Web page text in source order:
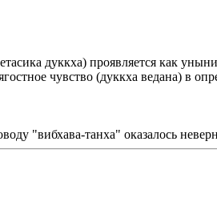
дуккха) проявляется как
чувство (дуккха ведана) в
"вибхава-танха" оказалось